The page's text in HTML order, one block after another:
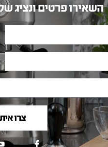
השאירו פרטים ונציג
צרו